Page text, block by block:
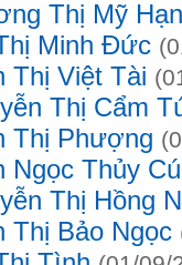
Thị Mỹ
Minh Đức
Thị Việt Tài
Thị Cẩm
Thị Phượng
Ngọc Thủy
Thị Hồng
Thị Bảo Ngọc